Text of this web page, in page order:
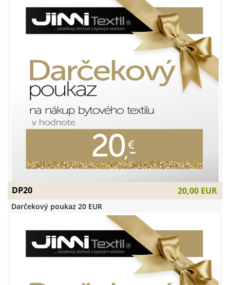
DP20 20,00 EUR
Darčekový poukaz 20 EUR